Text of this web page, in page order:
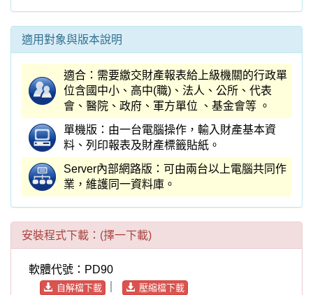
業，維護同一資料庫。
安裝程式下載：(擇一下載)
軟體代號：PD90
自解檔下載 ｜ 壓縮檔下載
軟體代號：PD90E財產包含物品管理
自解檔下載 ｜ 壓縮檔下載
說明檔下載：(擇一下載)
系統說明檔(PPS 檔案) ｜系統說明檔(PDF檔
案)
操作手冊下載
操作手冊